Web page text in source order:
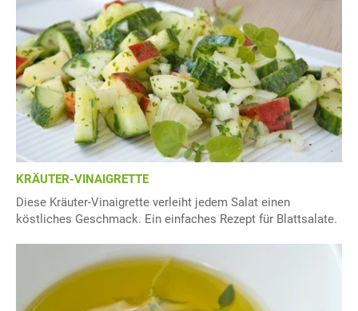
KRÄUTER-VINAIGRETTE
Diese Kräuter-Vinaigrette verleiht jedem Salat einen
köstliches Geschmack. Ein einfaches Rezept für Blattsalate.